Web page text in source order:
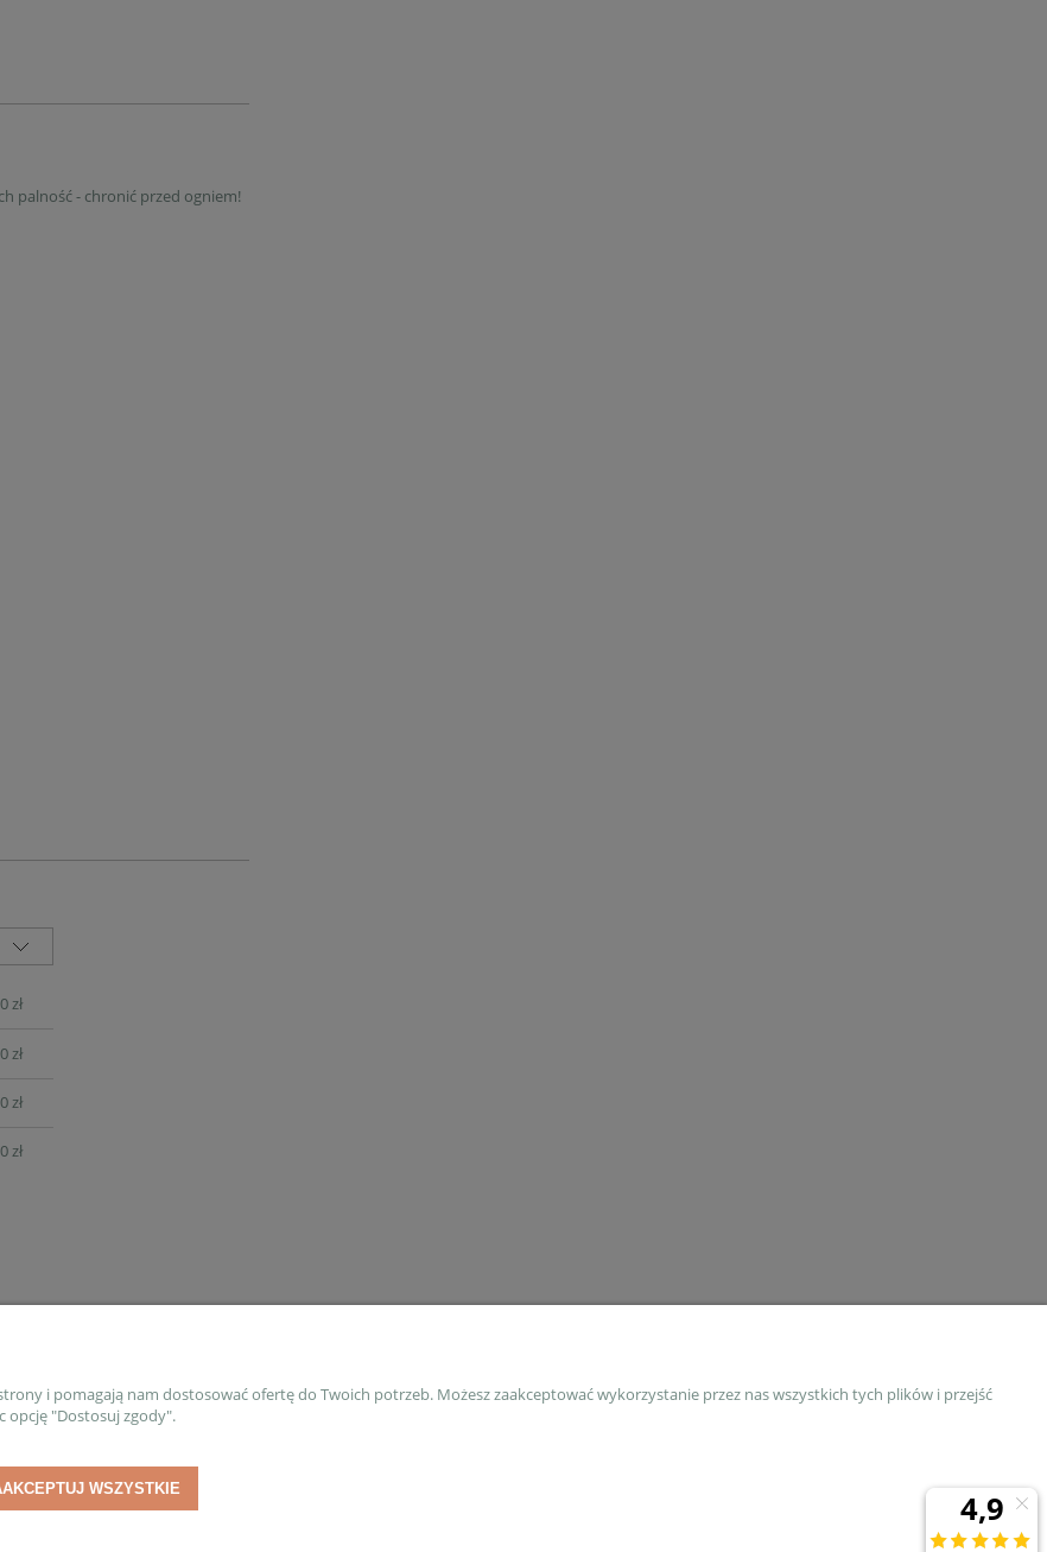
palność - chronić przed ogniem!
zł
zł
zł
zł
PŁATNOŚCI I DOSTAWA
Warunki i koszty dostawy
Formy płatności
INFORMACJE
i pomagają nam dostosować ofertę do Twoich potrzeb. Możesz zaakceptować wykorzystanie przez nas wszystkich tych plików i przejść
opcję "Dostosuj zgody".
WSZYSTKIE